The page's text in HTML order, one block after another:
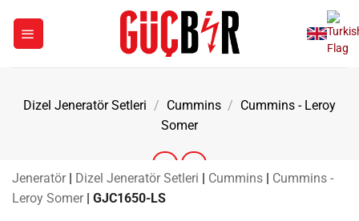
Dizel Jeneratör Setleri / Cummins / Cummins - Leroy
Somer
Jeneratör | Dizel Jeneratör Setleri | Cummins | Cummins -
Leroy Somer | GJC1650-LS